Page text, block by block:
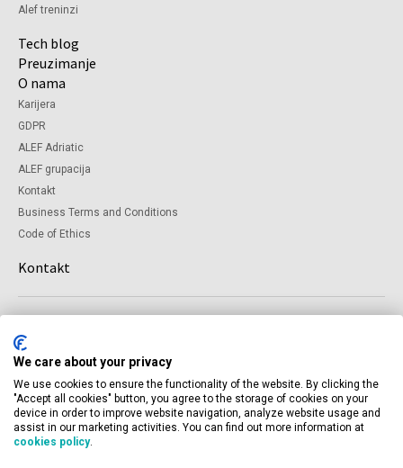
Alef treninzi
Tech blog
Preuzimanje
O nama
Karijera
GDPR
ALEF Adriatic
ALEF grupacija
Kontakt
Business Terms and Conditions
Code of Ethics
Kontakt
Bulevar Mihajla Pupina 115d, 11070 Novi Beograd
+381 11 4240521
AlefSerbia@alef.com
We care about your privacy
We use cookies to ensure the functionality of the website. By clicking the
"Accept all cookies" button, you agree to the storage of cookies on your
device in order to improve website navigation, analyze website usage and
assist in our marketing activities. You can find out more information at
cookies policy.